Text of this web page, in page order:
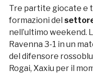
Tre partite giocate e
formazioni del
nell’ultimo weekend.
Ravenna 3-1 in un
del difensore rossoblu
Rogai, Xaxiu per il